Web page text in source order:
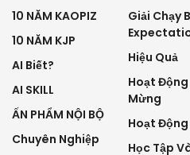
10 NĂM KAOPIZ
10 NĂM KJP
AI Biết?
AI SKILL
ẤN PHẨM NỘI BỘ
Chuyên Nghiệp
Giải Chạy
Hiệu Quả
Hoạt
Mừng
Hoạt Động
Học Tập